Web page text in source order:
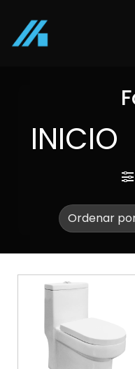
content
INICIO